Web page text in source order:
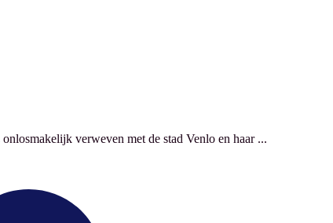
verweven met de stad Venlo en haar ...